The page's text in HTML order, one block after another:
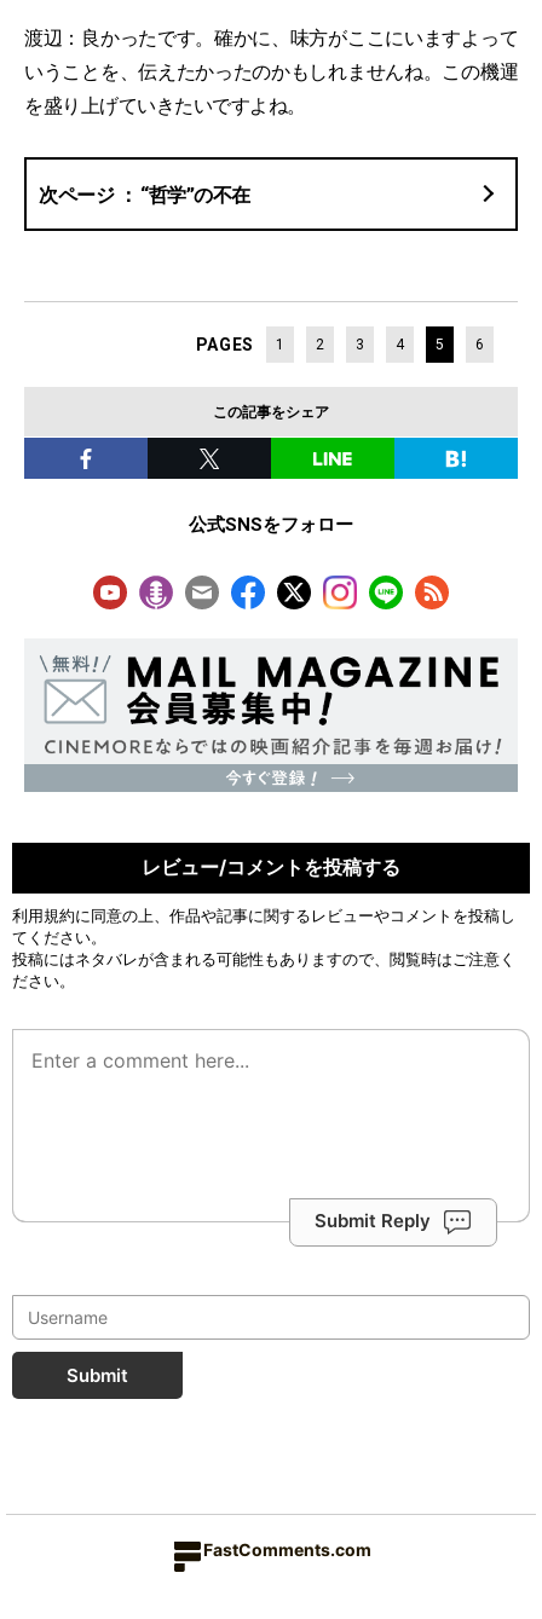
渡辺：良かったです。確かに、味方がここにいますよって
いうことを、伝えたかったのかもしれませんね。この機運
を盛り上げていきたいですよね。
“哲学”の不在
PAGES 1 2 3 4 5 6
この記事をシェア
公式SNSをフォロー
レビュー/コメントを投稿する
利用規約に同意の上、作品や記事に関するレビューやコメントを投稿し
てください。
投稿にはネタバレが含まれる可能性もありますので、閲覧時はご注意く
ださい。
Submit Reply
Submit
FastComments.com